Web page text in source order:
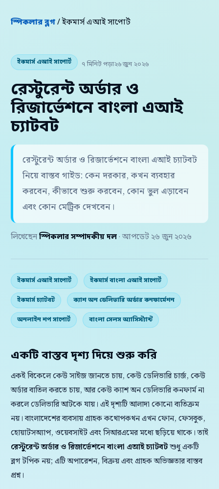
স্পিকলার ব্লগ/ ইকমার্স এআই সাপোর্ট
ইকমার্স এআই সাপোর্ট ৭ মিনিট পড়া২৬ জুন ২০২৬
রেস্টুরেন্ট অর্ডার ও
রিজার্ভেশনে বাংলা এআই
চ্যাটবট
রেস্টুরেন্ট অর্ডার ও রিজার্ভেশনে বাংলা এআই চ্যাটবট
নিয়ে বাস্তব গাইড: কেন দরকার, কখন ব্যবহার
করবেন, কীভাবে শুরু করবেন, কোন ভুল এড়াবেন
এবং কোন মেট্রিক দেখবেন।
লিখেছেন স্পিকলার সম্পাদকীয় দল · আপডেট ২৬ জুন ২০২৬
ইকমার্স এআই সাপোর্ট ইকমার্স বাংলা এআই সাপোর্ট
ইকমার্স চ্যাটবট ক্যাশ অন ডেলিভারি অর্ডার কনফার্মেশন
অনলাইন শপ সাপোর্ট বাংলা সেলস অ্যাসিস্ট্যান্ট
একটি বাস্তব দৃশ্য দিয়ে শুরু করি
একই বিকেলে কেউ সাইজ জানতে চায়, কেউ ডেলিভারি চার্জ, কেউ
অর্ডার বাতিল করতে চায়, আর কেউ ক্যাশ অন ডেলিভারি কনফার্ম না
করলে ডেলিভারি আটকে যায়। এই দৃশ্যটি আলাদা কোনো ব্যতিক্রম
নয়। বাংলাদেশের ব্যবসায় গ্রাহক কথোপকথন এখন ফোন, ফেসবুক,
হোয়াটসঅ্যাপ, ওয়েবসাইট এবং সিআরএমের মধ্যে ছড়িয়ে থাকে। তাই
রেস্টুরেন্ট অর্ডার ও রিজার্ভেশনে বাংলা এআই চ্যাটবটশুধু একটি
ব্লগ টপিক নয়; এটি অপারেশন, বিক্রয় এবং গ্রাহক অভিজ্ঞতার বাস্তব
প্রশ্ন।